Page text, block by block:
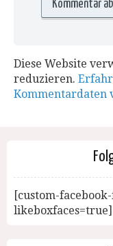
Diese Website
reduzieren.
Kommentardaten
[custom-
likeboxfaces=true]